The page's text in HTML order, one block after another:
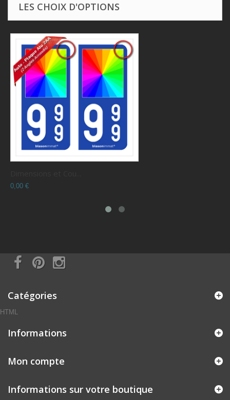
LES CHOIX D'OPTIONS
0,00 €
Catégories
HTML
Informations
Mon compte
Informations sur votre boutique